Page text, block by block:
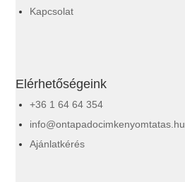
Kapcsolat
Elérhetőségeink
+36 1 64 64 354
info@ontapadocimkenyomtatas.hu
Ajánlatkérés